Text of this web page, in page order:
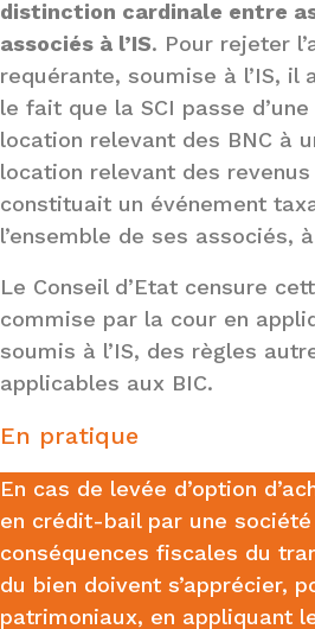
distinction cardinale entre
associés à l’IS. Pour rejeter
requérante, soumise à l’IS, il
le fait que la SCI passe
location relevant des BNC à
location relevant des
constituait un événement
l’ensemble de ses associés, à
Le Conseil d’Etat censure
commise par la cour en
soumis à l’IS, des règles
applicables aux BIC.
En pratique
En cas de levée d’option
en crédit-bail par une
conséquences fiscales du
du bien doivent s’apprécier,
patrimoniaux, en appliquant